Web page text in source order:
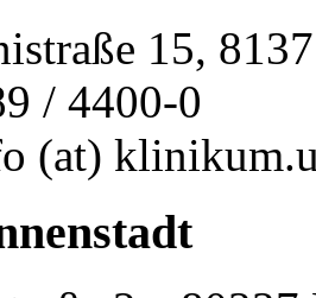
15,
/ 4400-0
(at)